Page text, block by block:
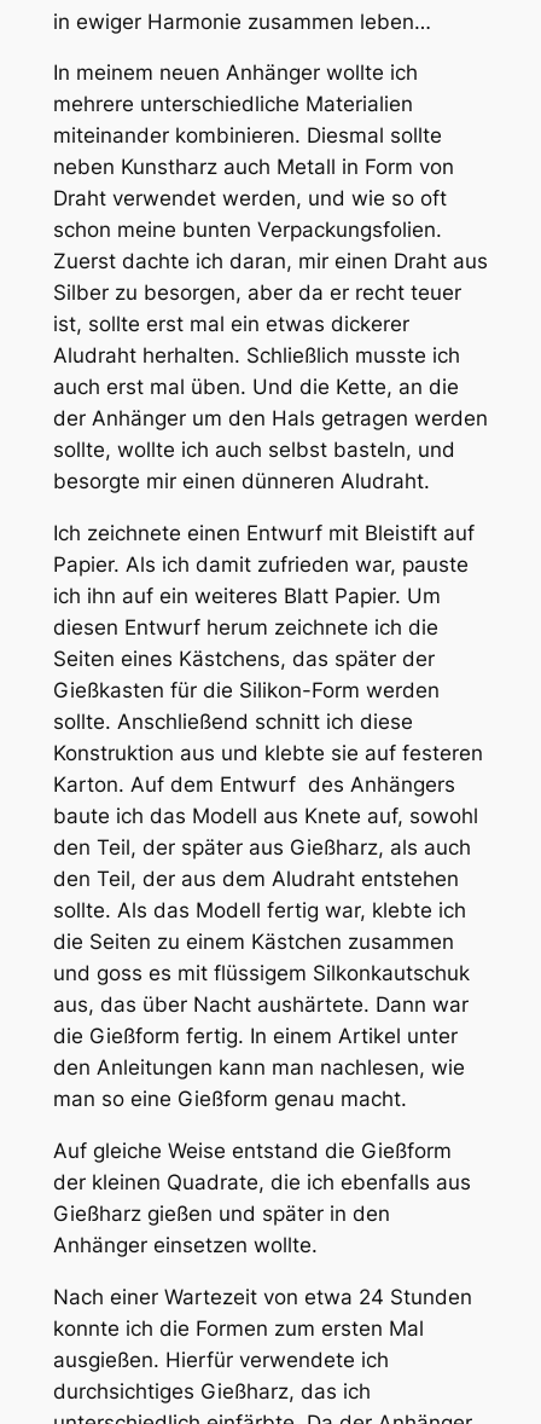
in ewiger Harmonie zusammen leben…
In meinem neuen Anhänger wollte ich
mehrere unterschiedliche Materialien
miteinander kombinieren. Diesmal sollte
neben Kunstharz auch Metall in Form von
Draht verwendet werden, und wie so oft
schon meine bunten Verpackungsfolien.
Zuerst dachte ich daran, mir einen Draht aus
Silber zu besorgen, aber da er recht teuer
ist, sollte erst mal ein etwas dickerer
Aludraht herhalten. Schließlich musste ich
auch erst mal üben. Und die Kette, an die
der Anhänger um den Hals getragen werden
sollte, wollte ich auch selbst basteln, und
besorgte mir einen dünneren Aludraht.
Ich zeichnete einen Entwurf mit Bleistift auf
Papier. Als ich damit zufrieden war, pauste
ich ihn auf ein weiteres Blatt Papier. Um
diesen Entwurf herum zeichnete ich die
Seiten eines Kästchens, das später der
Gießkasten für die Silikon-Form werden
sollte. Anschließend schnitt ich diese
Konstruktion aus und klebte sie auf festeren
Karton. Auf dem Entwurf des Anhängers
baute ich das Modell aus Knete auf, sowohl
den Teil, der später aus Gießharz, als auch
den Teil, der aus dem Aludraht entstehen
sollte. Als das Modell fertig war, klebte ich
die Seiten zu einem Kästchen zusammen
und goss es mit flüssigem Silkonkautschuk
aus, das über Nacht aushärtete. Dann war
die Gießform fertig. In einem Artikel unter
den Anleitungen kann man nachlesen, wie
man so eine Gießform genau macht.
Auf gleiche Weise entstand die Gießform
der kleinen Quadrate, die ich ebenfalls aus
Gießharz gießen und später in den
Anhänger einsetzen wollte.
Nach einer Wartezeit von etwa 24 Stunden
konnte ich die Formen zum ersten Mal
ausgießen. Hierfür verwendete ich
durchsichtiges Gießharz, das ich